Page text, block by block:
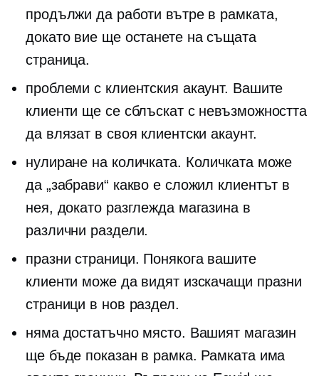
продължи да работи вътре в рамката,
докато вие ще останете на същата
страница.
проблеми с клиентския акаунт. Вашите
клиенти ще се сблъскат с невъзможността
да влязат в своя клиентски акаунт.
нулиране на количката. Количката може
да „забрави“ какво е сложил клиентът в
нея, докато разглежда магазина в
различни раздели.
празни страници. Понякога вашите
клиенти може да видят изскачащи празни
страници в нов раздел.
няма достатъчно място. Вашият магазин
ще бъде показан в рамка. Рамката има